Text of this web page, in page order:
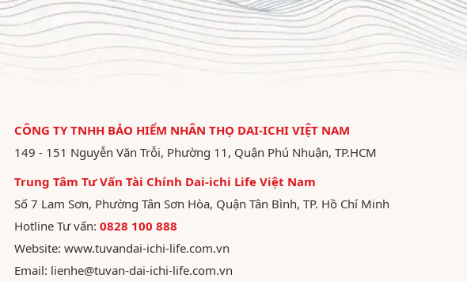
CÔNG TY TNHH BẢO HIỂM NHÂN THỌ DAI-ICHI VIỆT NAM
149 - 151 Nguyễn Văn Trỗi, Phường 11, Quận Phú Nhuận, TP.HCM
Trung Tâm Tư Vấn Tài Chính Dai-ichi Life Việt Nam
Số 7 Lam Sơn, Phường Tân Sơn Hòa, Quận Tân Bình, TP. Hồ Chí Minh
Hotline Tư vấn: 0828 100 888
Website: www.tuvandai-ichi-life.com.vn
Email: lienhe@tuvan-dai-ichi-life.com.vn